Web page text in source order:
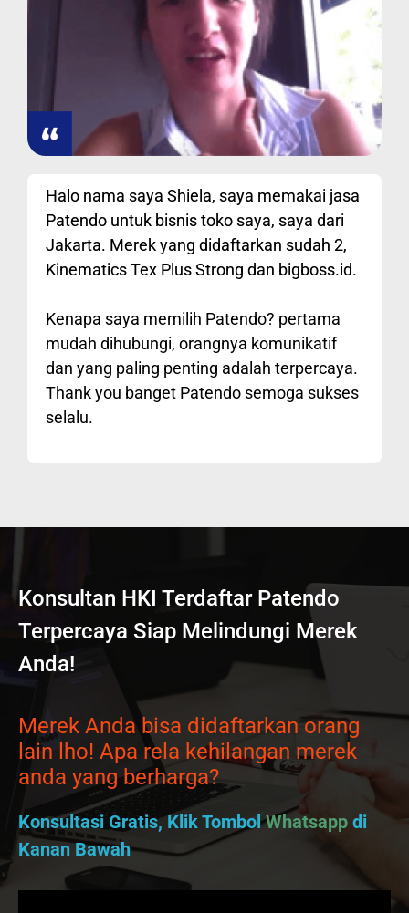
Halo nama saya Shiela, saya memakai jasa
Patendo untuk bisnis toko saya, saya dari
Jakarta. Merek yang didaftarkan sudah 2,
Kinematics Tex Plus Strong dan bigboss.id.
Kenapa saya memilih Patendo? pertama
mudah dihubungi, orangnya komunikatif
dan yang paling penting adalah terpercaya.
Thank you banget Patendo semoga sukses
selalu.
Konsultan HKI Terdaftar Patendo
Terpercaya Siap Melindungi Merek
Anda!
Merek Anda bisa didaftarkan orang
lain lho! Apa rela kehilangan merek
anda yang berharga?
Konsultasi Gratis, Klik TombolWhatsapp di
Kanan Bawah